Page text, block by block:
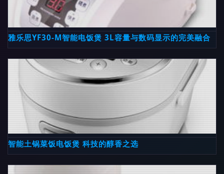
雅乐思YF30-M智能电饭煲 3L容量与数码显示的完美融合
智能土锅菜饭电饭煲 科技的醇香之选